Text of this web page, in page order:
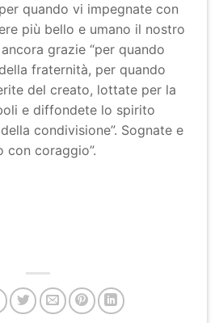
quando vi impegnate con
più bello e umano il nostro
grazie “per quando
fraternità, per quando
del creato, lottate per la
e diffondete lo spirito
condivisione”. Sognate e
con coraggio”.